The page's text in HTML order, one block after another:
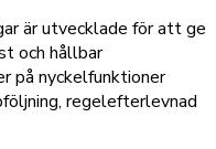
är utvecklade för att ge
och hållbar
på nyckelfunktioner
regelefterlevnad